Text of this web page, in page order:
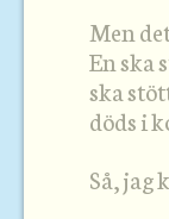
Men
En ska
ska
döds i
Så, jag